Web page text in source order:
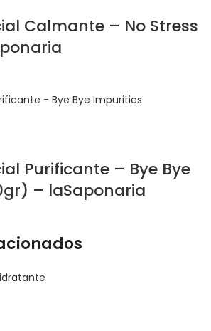
Calmante – No Stress
Purificante – Bye Bye
– laSaponaria